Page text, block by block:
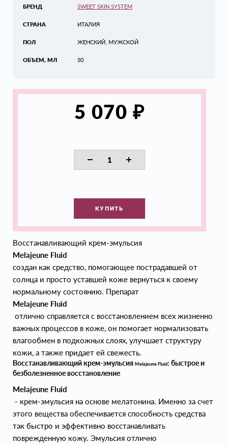
БРЕНД
СТРАНА
ПОЛ
ОБЪЕМ, МЛ
SWEET SKIN SYSTEM
ИТАЛИЯ
ЖЕНСКИЙ, МУЖСКОЙ
50
5 070 ₽
КУПИТЬ
Восстанавливающий крем-эмульсия
Melajeune Fluid
создан как средство, помогающее пострадавшей от
солнца и просто уставшей коже вернуться к своему
нормальному состоянию. Препарат
Melajeune Fluid
отлично справляется с восстановлением всех жизненно
важных процессов в коже, он помогает нормализовать
влагообмен в подкожных слоях, улучшает структуру
кожи, а также придает ей свежесть.
Восстанавливающий крем-эмульсия Melajeune Fluid: быстрое и
безболезненное восстановление
Melajeune Fluid
- крем-эмульсия на основе мелатонина. Именно за счет
этого вещества обеспечивается способность средства
так быстро и эффективно восстанавливать
поврежденную кожу. Эмульсия отлично